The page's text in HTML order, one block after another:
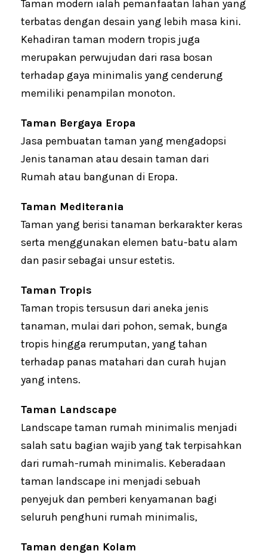
Taman modern ialah pemanfaatan lahan yang
terbatas dengan desain yang lebih masa kini.
Kehadiran taman modern tropis juga
merupakan perwujudan dari rasa bosan
terhadap gaya minimalis yang cenderung
memiliki penampilan monoton.
Taman Bergaya Eropa
Jasa pembuatan taman yang mengadopsi
Jenis tanaman atau desain taman dari
Rumah atau bangunan di Eropa.
Taman Mediterania
Taman yang berisi tanaman berkarakter keras
serta menggunakan elemen batu-batu alam
dan pasir sebagai unsur estetis.
Taman Tropis
Taman tropis tersusun dari aneka jenis
tanaman, mulai dari pohon, semak, bunga
tropis hingga rerumputan, yang tahan
terhadap panas matahari dan curah hujan
yang intens.
Taman Landscape
Landscape taman rumah minimalis menjadi
salah satu bagian wajib yang tak terpisahkan
dari rumah-rumah minimalis. Keberadaan
taman landscape ini menjadi sebuah
penyejuk dan pemberi kenyamanan bagi
seluruh penghuni rumah minimalis,
Taman dengan Kolam